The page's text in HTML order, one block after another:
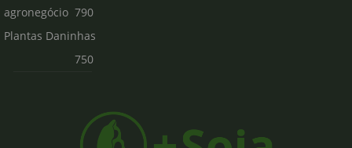
agronegócio 790
Plantas Daninhas
750